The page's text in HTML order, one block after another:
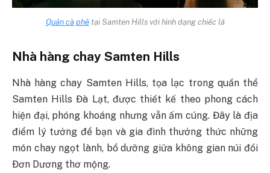
Quán cà phêtại Samten Hills với hình dạng chiếc lá
Nhà hàng chay Samten Hills
Nhà hàng chay Samten Hills, tọa lạc trong quần thể
Samten Hills Đà Lạt, được thiết kế theo phong cách
hiện đại, phóng khoáng nhưng vẫn ấm cúng. Đây là địa
điểm lý tưởng để bạn và gia đình thưởng thức những
món chay ngọt lành, bổ dưỡng giữa không gian núi đồi
Đơn Dương thơ mộng.